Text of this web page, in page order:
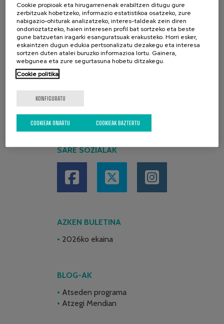
SARE SOZIALAK
AZKEN BULETINA
2026ko ekaina
BLOG-AK
Atseden programa
Atzegi Mendian
Cookie propioak eta hirugarrenenak erabiltzen ditugu gure
zerbitzuak hobetzeko, informazio estatistikoa osatzeko, zure
nabigazio-ohiturak analizatzeko, interes-taldeak zein diren
ondorioztatzeko, haien interesen profil bat sortzeko eta beste
gune batzuetan iragarki esanguratsuak erakusteko. Horri esker,
eskaintzen dugun edukia pertsonalizatu dezakegu eta interesa
sortzen duten atalei buruzko informazioa lortu. Gainera,
webgunea eta zure segurtasuna hobetu ditzakegu.
Cookie politika
KONFIGURATU
COOKIEAK BAZTERTU
COOKIEAK ONARTU